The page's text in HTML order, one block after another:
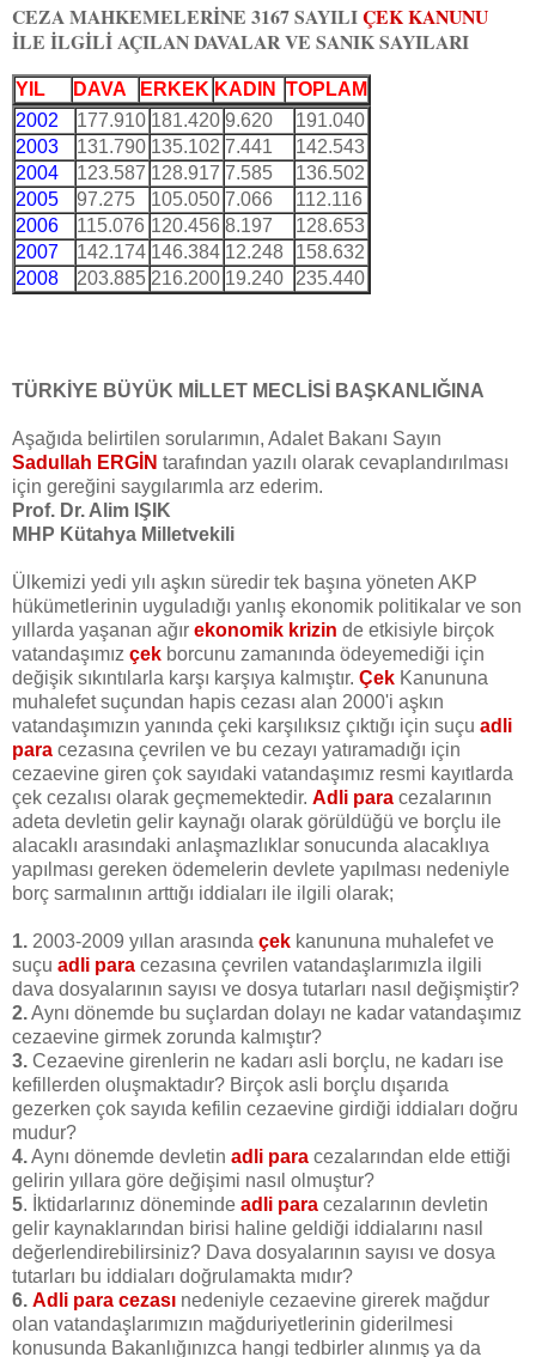
CEZA MAHKEMELERİNE 3167 SAYILIÇEK KANUNU
İLE İLGİLİ AÇILAN DAVALAR VE SANIK SAYILARI
YIL DAVA ERKEK KADIN
TOPLAM
2002
177.910 181.420 9.620
191.040
2003
131.790 135.102 7.441
142.543
2004
123.587 128.917 7.585
136.502
2005
97.275 105.050 7.066
112.116
2006
115.076 120.456 8.197
128.653
2007
142.174 146.384 12.248
158.632
2008
203.885 216.200 19.240 235.440
TÜRKİYE BÜYÜK MİLLET MECLİSİ BAŞKANLIĞINA
Aşağıda belirtilen sorularımın, Adalet Bakanı Sayın
Sadullah ERGİN tarafından yazılı olarak cevaplandırılması
için gereğini saygılarımla arz ederim.
Prof. Dr. Alim IŞIK
MHP Kütahya Milletvekili
Ülkemizi yedi yılı aşkın süredir tek başına yöneten AKP
hükümetlerinin uyguladığı yanlış ekonomik politikalar ve son
yıllarda yaşanan ağır ekonomik krizin de etkisiyle birçok
vatandaşımız çek borcunu zamanında ödeyemediği için
değişik sıkıntılarla karşı karşıya kalmıştır. Çek Kanununa
muhalefet suçundan hapis cezası alan 2000'i aşkın
vatandaşımızın yanında çeki karşılıksız çıktığı için suçu adli
para cezasına çevrilen ve bu cezayı yatıramadığı için
cezaevine giren çok sayıdaki vatandaşımız resmi kayıtlarda
çek cezalısı olarak geçmemektedir. Adli para cezalarının
adeta devletin gelir kaynağı olarak görüldüğü ve borçlu ile
alacaklı arasındaki anlaşmazlıklar sonucunda alacaklıya
yapılması gereken ödemelerin devlete yapılması nedeniyle
borç sarmalının arttığı iddiaları ile ilgili olarak;
1. 2003-2009 yıllan arasında çek kanununa muhalefet ve
suçu adli para cezasına çevrilen vatandaşlarımızla ilgili
dava dosyalarının sayısı ve dosya tutarları nasıl değişmiştir?
2.Aynı dönemde bu suçlardan dolayı ne kadar vatandaşımız
cezaevine girmek zorunda kalmıştır?
3. Cezaevine girenlerin ne kadarı asli borçlu, ne kadarı ise
kefillerden oluşmaktadır? Birçok asli borçlu dışarıda
gezerken çok sayıda kefilin cezaevine girdiği iddiaları doğru
mudur?
4.Aynı dönemde devletin adli para cezalarından elde ettiği
gelirin yıllara göre değişimi nasıl olmuştur?
5. İktidarlarınız döneminde adli para cezalarının devletin
gelir kaynaklarından birisi haline geldiği iddialarını nasıl
değerlendirebilirsiniz? Dava dosyalarının sayısı ve dosya
tutarları bu iddiaları doğrulamakta mıdır?
6. Adli para cezası nedeniyle cezaevine girerek mağdur
olan vatandaşlarımızın mağduriyetlerinin giderilmesi
konusunda Bakanlığınızca hangi tedbirler alınmış ya da